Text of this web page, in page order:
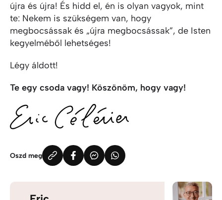
újra és újra! És hidd el, én is olyan vagyok, mint
te: Nekem is szükségem van, hogy
megbocsássak és „újra megbocsássak”, de Isten
kegyelméből lehetséges!
Légy áldott!
Te egy csoda vagy! Köszönöm, hogy vagy!
Oszd meg